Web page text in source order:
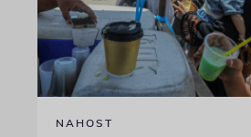
NAHOST